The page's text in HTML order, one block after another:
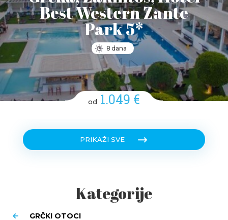
Best Western Zante
Park 5*
8 dana
od 1.049 €
PRIKAŽI SVE
Kategorije
GRČKI OTOCI